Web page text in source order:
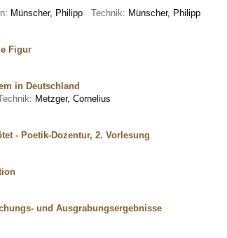
Münscher, Philipp Technik: Münscher, Philipp
Figur
in Deutschland
Metzger, Cornelius
- Poetik-Dozentur, 2. Vorlesung
und Ausgrabungsergebnisse